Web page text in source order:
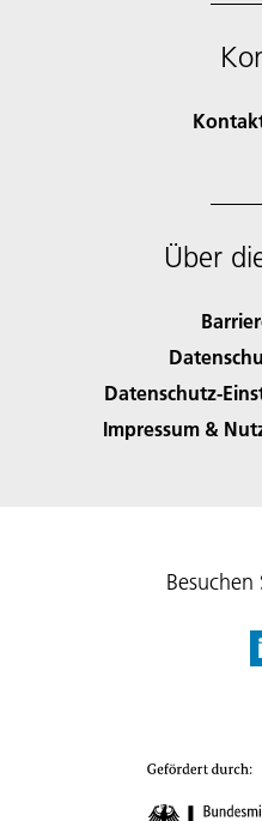
Über
Datenschutz-
Impressum &
Besuchen